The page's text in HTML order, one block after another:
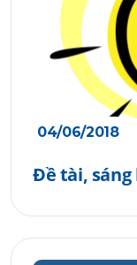
04/06/2018
Đề tài, sáng